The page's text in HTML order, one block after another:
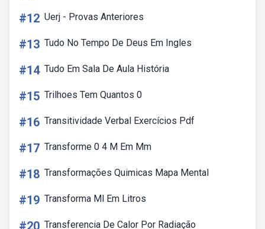
#12 Uerj - Provas Anteriores
#13 Tudo No Tempo De Deus Em Ingles
#14 Tudo Em Sala De Aula História
#15 Trilhoes Tem Quantos 0
#16 Transitividade Verbal Exercícios Pdf
#17 Transforme 0 4 M Em Mm
#18 Transformações Quimicas Mapa Mental
#19 Transforma Ml Em Litros
#20 Transferencia De Calor Por Radiação